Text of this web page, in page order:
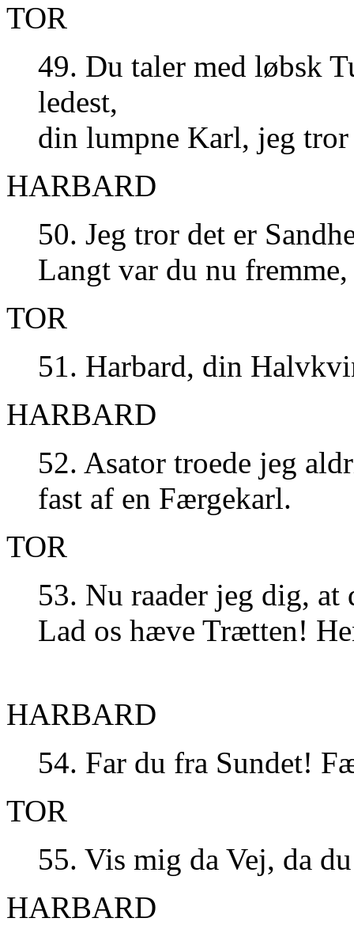
TOR
49. Du taler med løbsk
ledest,
din lumpne Karl, jeg
HARBARD
50. Jeg tror det er
Langt var du nu
TOR
51. Harbard, din
HARBARD
52. Asator troede jeg
fast af en Færgekarl.
TOR
53. Nu raader jeg dig, at
Lad os hæve Trætten!
HARBARD
54. Far du fra Sundet!
TOR
55. Vis mig da Vej, da
HARBARD